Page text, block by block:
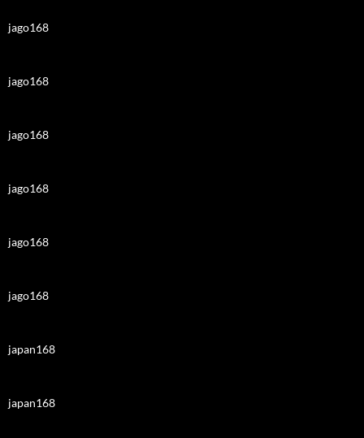
jago168
jago168
jago168
jago168
jago168
jago168
japan168
japan168